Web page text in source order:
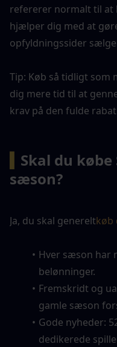
refererer normalt til at
hjælper dig med at
opfyldningssider
Tip: Køb så tidligt som
dig mere tid til at
krav på den fulde
Skal du
sæson?
Ja, du skal genereltkøb
Hver sæson har
belønninger.
Fremskridt og
gamle sæson
Gode nyheder:
dedikerede